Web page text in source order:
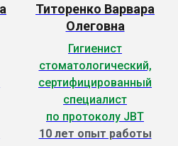
Титоренко Варвара
Олеговна
Гигиенист
стоматологический,
сертифицированный
специалист
по протоколу JBT
10 лет опыт работы